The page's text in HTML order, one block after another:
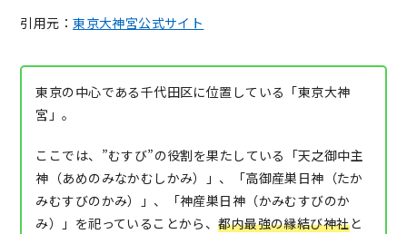
引用元：東京大神宮公式サイト
東京の中心である千代田区に位置している「東京大神
宮」。
ここでは、”むすび”の役割を果たしている「天之御中主
神（あめのみなかむしかみ）」、「高御産巣日神（たか
みむすびのかみ）」、「神産巣日神（かみむすびのか
み）」を祀っていることから、都内最強の縁結び神社と